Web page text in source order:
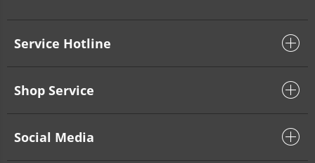
Service Hotline
Shop Service
Social Media